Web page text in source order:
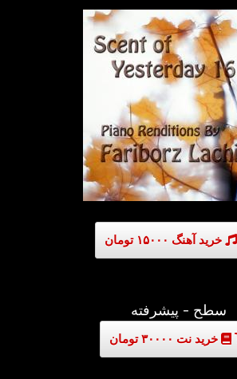
خرید آهنگ ۱۵۰۰۰ تومان
سطح - پیشرفته
خرید نت ۳۰۰۰۰ تومان